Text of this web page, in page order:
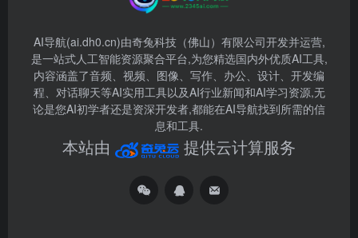
AI导航(ai.dh0.cn)由奇兔科技（佛山）有限公司开发并运营,
是一站式人工智能资源聚合平台,为您精选国内外优质AI工具,
内容涵盖了音频、视频、图像、写作、办公、设计、开发编
程、对话聊天等AI实用工具以及AI行业新闻和AI学习资源,无
论是您AI初学者还是资深开发者,都能在AI导航找到所需的信
息和工具.
本站由 提供云计算服务